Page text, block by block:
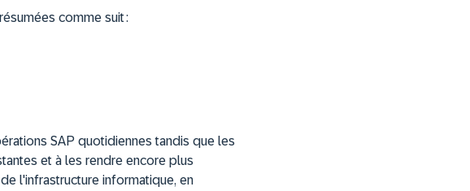
comme suit :
SAP quotidiennes tandis que les
et à les rendre encore plus
l'infrastructure informatique, en